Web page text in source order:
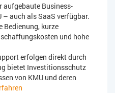
Business-
auch als SaaS verfügbar.
Bedienung, kurze
und hohe
erfolgen direkt durch
bietet Investitionsschutz
von KMU und deren